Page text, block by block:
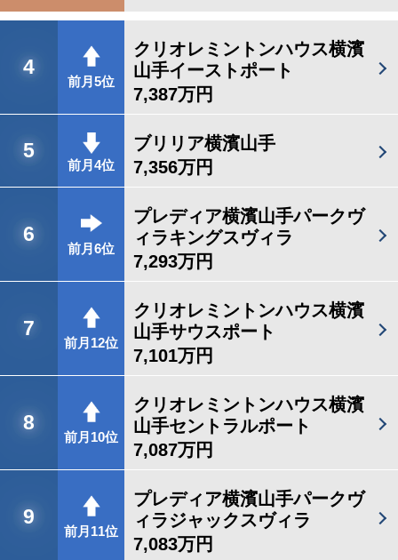
4
前月5位
クリオレミントンハウス横濱
山手イーストポート
7,387万円
5
前月4位
ブリリア横濱山手
7,356万円
6
前月6位
プレディア横濱山手パークヴ
ィラキングスヴィラ
7,293万円
7
前月12位
クリオレミントンハウス横濱
山手サウスポート
7,101万円
8
前月10位
クリオレミントンハウス横濱
山手セントラルポート
7,087万円
9
前月11位
プレディア横濱山手パークヴ
ィラジャックスヴィラ
7,083万円